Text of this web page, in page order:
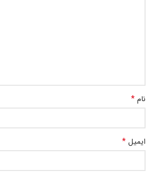
نام *
ایمیل *